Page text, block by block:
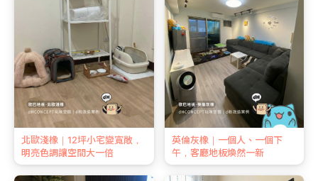
北歐淺橡｜12坪小宅變寬敞，
明亮色調讓空間大一倍
英倫灰橡｜一個人、一個下
午，客廳地板煥然一新